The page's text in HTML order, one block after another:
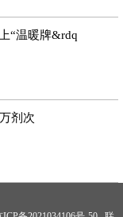
“温暖牌&rdq
剂次